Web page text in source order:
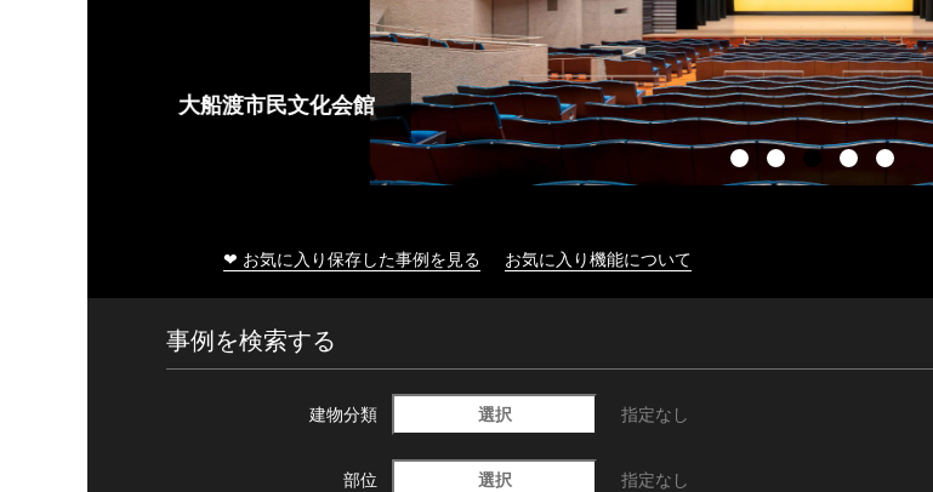
大船渡市民文化会館
❤ お気に入り保存した事例を見る お気に入り機能について
事例を検索する
建物分類 選択 指定なし
部位 選択 指定なし